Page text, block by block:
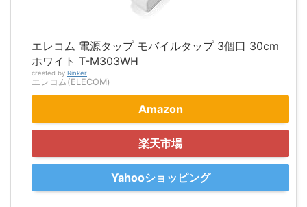
エレコム 電源タップ モバイルタップ 3個口 30cm
ホワイト T-M303WH
created by Rinker
エレコム(ELECOM)
Amazon
楽天市場
Yahooショッピング